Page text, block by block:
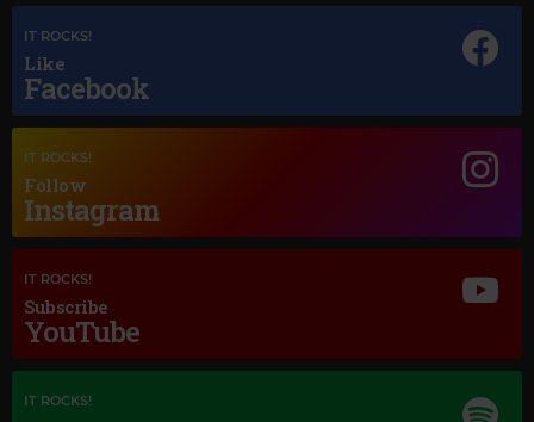
Magic Jazz
RAY CHARLES A SONG FOR YOU
IT ROCKS!
Like
Facebook
IT ROCKS!
Follow
Instagram
IT ROCKS!
Subscribe
YouTube
IT ROCKS!